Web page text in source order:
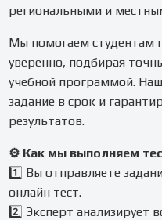
региональными и
Мы помогаем студентам
уверенно, подбирая
учебной программой.
задание в срок и
результатов.
⚙️ Как мы выполняем
1️⃣ Вы отправляете
онлайн тест.
2️⃣ Эксперт анализирует